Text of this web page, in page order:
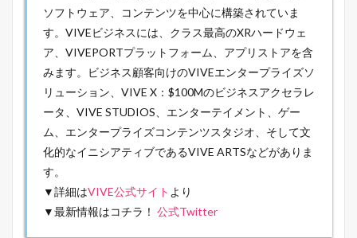
ソフトウェア、コンテンツを中心に構築されていま
す。VIVEビジネスには、クラス最高のXRハードウェ
ア、VIVEPORTプラットフォーム、アプリストアを含
みます。ビジネス顧客向けのVIVEエンタープライズソ
リューション、VIVE X：$100Mのビジネスアクセラレ
ータ、VIVE STUDIOS、エンターテイメント、ゲー
ム、エンタープライズコンテンツスタジオ、そして文
化的なイニシアティブであるVIVE ARTSなどがありま
す。
▼詳細はVIVE公式サイト より
▼最新情報はコチラ！ 公式Twitter